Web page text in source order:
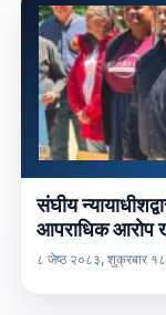
संघीय
आपराधिक आरोप
८ जेष्ठ २०८३, शुक्रबार